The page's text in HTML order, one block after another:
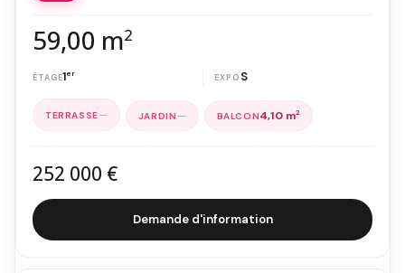
59,00 m2
1er S
— — 4,10 m2
252 000 €
Demande d'information